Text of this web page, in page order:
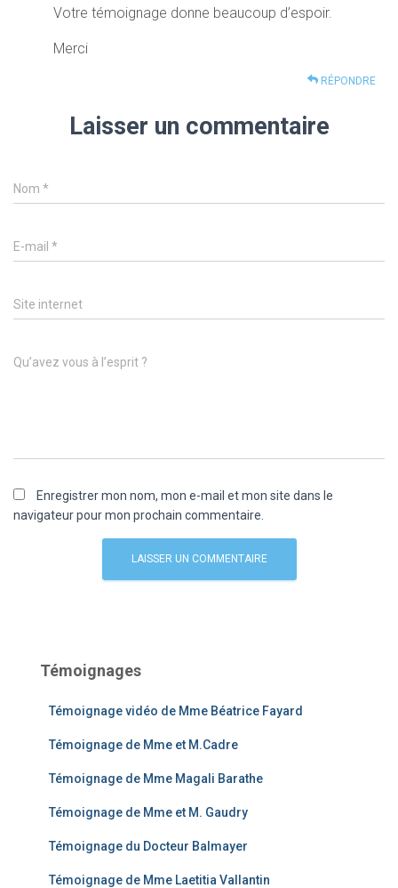
Votre témoignage donne beaucoup d’espoir.
Merci
RÉPONDRE
Laisser un commentaire
Nom *
E-mail *
Site internet
Qu’avez vous à l’esprit ?
Enregistrer mon nom, mon e-mail et mon site dans le
navigateur pour mon prochain commentaire.
Témoignages
Témoignage vidéo de Mme Béatrice Fayard
Témoignage de Mme et M.Cadre
Témoignage de Mme Magali Barathe
Témoignage de Mme et M. Gaudry
Témoignage du Docteur Balmayer
Témoignage de Mme Laetitia Vallantin